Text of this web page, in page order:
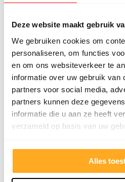
Deze website maakt gebruik
We gebruiken cookies om
personaliseren, om functies
en om ons websiteverkeer te
informatie over uw gebruik van
partners voor social media,
partners kunnen deze
informatie die u aan ze heeft
verzameld op basis van uw
Alles
Vloeren
Lees